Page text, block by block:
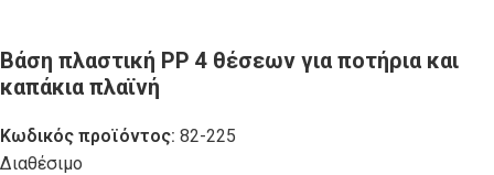
Βάση πλαστική PP 4 θέσεων για ποτήρια και
καπάκια πλαϊνή
Κωδικός προϊόντος: 82-225
Διαθέσιμο